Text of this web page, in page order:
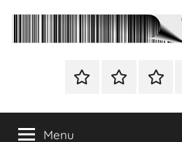
contenu
ATTAC
Nous
BULLETIN
à
Nous
Menu